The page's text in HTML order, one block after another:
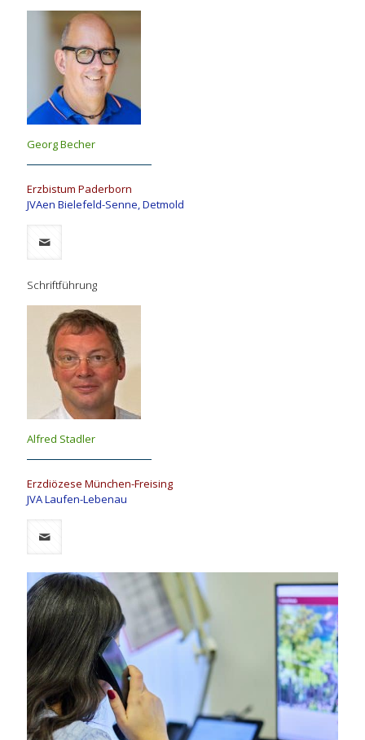
Georg Becher
Erzbistum Paderborn
JVAen Bielefeld-Senne, Detmold
Schriftführung
Alfred Stadler
Erzdiözese München-Freising
JVA Laufen-Lebenau